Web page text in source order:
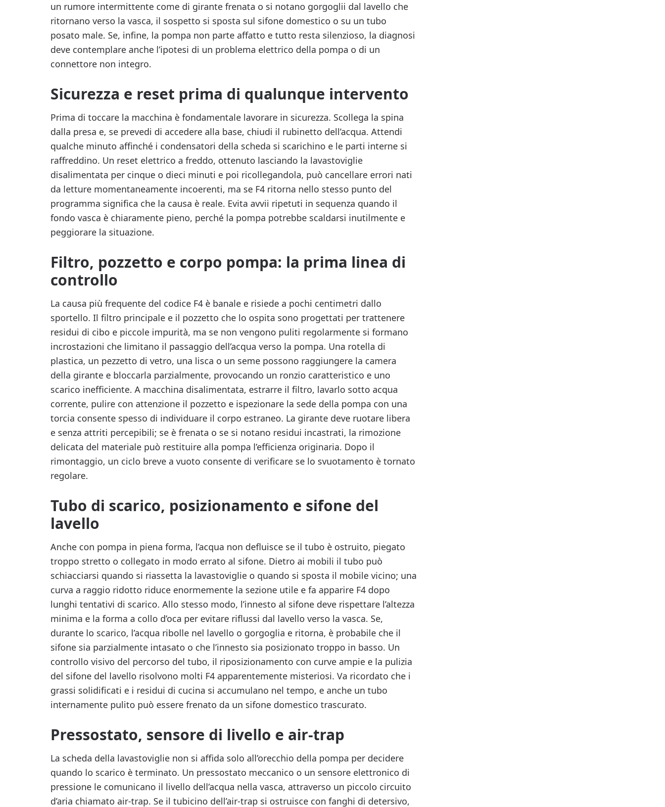
un rumore intermittente come di girante frenata o si notano gorgoglii dal lavello che
ritornano verso la vasca, il sospetto si sposta sul sifone domestico o su un tubo
posato male. Se, infine, la pompa non parte affatto e tutto resta silenzioso, la diagnosi
deve contemplare anche l’ipotesi di un problema elettrico della pompa o di un
connettore non integro.
Sicurezza e reset prima di qualunque intervento
Prima di toccare la macchina è fondamentale lavorare in sicurezza. Scollega la spina
dalla presa e, se prevedi di accedere alla base, chiudi il rubinetto dell’acqua. Attendi
qualche minuto affinché i condensatori della scheda si scarichino e le parti interne si
raffreddino. Un reset elettrico a freddo, ottenuto lasciando la lavastoviglie
disalimentata per cinque o dieci minuti e poi ricollegandola, può cancellare errori nati
da letture momentaneamente incoerenti, ma se F4 ritorna nello stesso punto del
programma significa che la causa è reale. Evita avvii ripetuti in sequenza quando il
fondo vasca è chiaramente pieno, perché la pompa potrebbe scaldarsi inutilmente e
peggiorare la situazione.
Filtro, pozzetto e corpo pompa: la prima linea di
controllo
La causa più frequente del codice F4 è banale e risiede a pochi centimetri dallo
sportello. Il filtro principale e il pozzetto che lo ospita sono progettati per trattenere
residui di cibo e piccole impurità, ma se non vengono puliti regolarmente si formano
incrostazioni che limitano il passaggio dell’acqua verso la pompa. Una rotella di
plastica, un pezzetto di vetro, una lisca o un seme possono raggiungere la camera
della girante e bloccarla parzialmente, provocando un ronzio caratteristico e uno
scarico inefficiente. A macchina disalimentata, estrarre il filtro, lavarlo sotto acqua
corrente, pulire con attenzione il pozzetto e ispezionare la sede della pompa con una
torcia consente spesso di individuare il corpo estraneo. La girante deve ruotare libera
e senza attriti percepibili; se è frenata o se si notano residui incastrati, la rimozione
delicata del materiale può restituire alla pompa l’efficienza originaria. Dopo il
rimontaggio, un ciclo breve a vuoto consente di verificare se lo svuotamento è tornato
regolare.
Tubo di scarico, posizionamento e sifone del
lavello
Anche con pompa in piena forma, l’acqua non defluisce se il tubo è ostruito, piegato
troppo stretto o collegato in modo errato al sifone. Dietro ai mobili il tubo può
schiacciarsi quando si riassetta la lavastoviglie o quando si sposta il mobile vicino; una
curva a raggio ridotto riduce enormemente la sezione utile e fa apparire F4 dopo
lunghi tentativi di scarico. Allo stesso modo, l’innesto al sifone deve rispettare l’altezza
minima e la forma a collo d’oca per evitare riflussi dal lavello verso la vasca. Se,
durante lo scarico, l’acqua ribolle nel lavello o gorgoglia e ritorna, è probabile che il
sifone sia parzialmente intasato o che l’innesto sia posizionato troppo in basso. Un
controllo visivo del percorso del tubo, il riposizionamento con curve ampie e la pulizia
del sifone del lavello risolvono molti F4 apparentemente misteriosi. Va ricordato che i
grassi solidificati e i residui di cucina si accumulano nel tempo, e anche un tubo
internamente pulito può essere frenato da un sifone domestico trascurato.
Pressostato, sensore di livello e air-trap
La scheda della lavastoviglie non si affida solo all’orecchio della pompa per decidere
quando lo scarico è terminato. Un pressostato meccanico o un sensore elettronico di
pressione le comunicano il livello dell’acqua nella vasca, attraverso un piccolo circuito
d’aria chiamato air-trap. Se il tubicino dell’air-trap si ostruisce con fanghi di detersivo,